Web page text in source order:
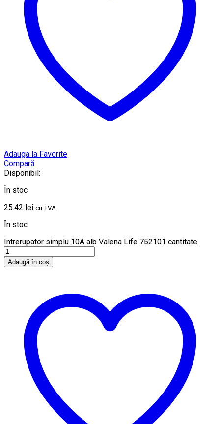
Adauga la Favorite
Compară
Disponibil:
În stoc
25.42 lei cu TVA
În stoc
Intrerupator simplu 10A alb Valena Life 752101 cantitate
Adaugă în coș